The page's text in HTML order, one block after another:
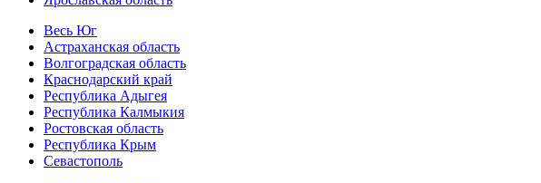
Весь Юг
Астраханская область
Волгоградская область
Краснодарский край
Республика Адыгея
Республика Калмыкия
Ростовская область
Республика Крым
Севастополь